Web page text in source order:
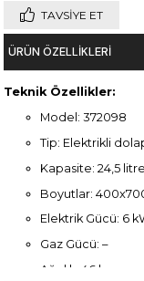
TAVSIYE ET
ÜRÜN ÖZELLIKLERI
Teknik Özellikler:
Model: 372098
Tip: Elektrikli
Kapasite: 24,5 litre
Boyutlar:
Elektrik Gücü: 6
Gaz Gücü: –
Ağırlık: 46 kg